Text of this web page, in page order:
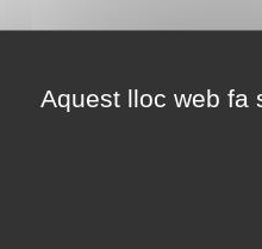
Aquest lloc web fa